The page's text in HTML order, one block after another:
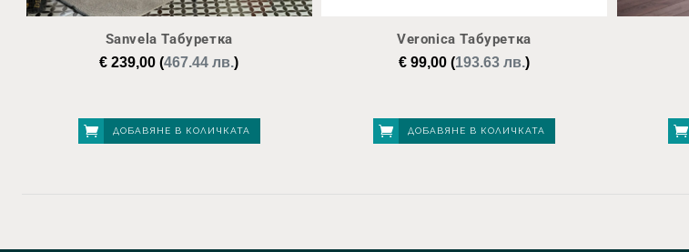
Sanvela Табуретка
€ 239,00 (467.44 лв.)
ДОБАВЯНЕ В КОЛИЧКАТА
Veronica Табуретка
€99,00(193.63 лв.)
ДОБАВЯНЕ В КОЛИЧКАТА